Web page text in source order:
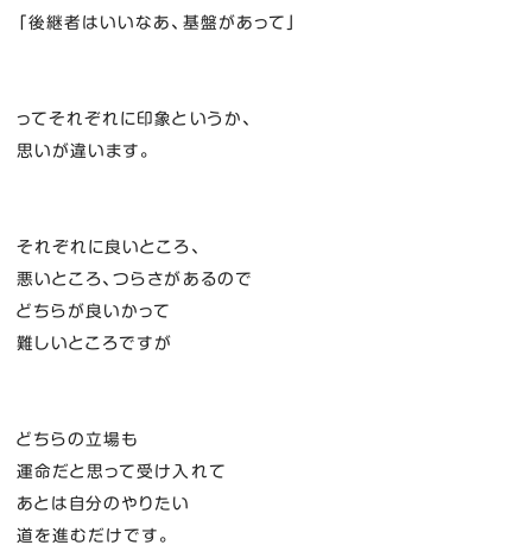
「後継者はいいなあ、基盤があって」
ってそれぞれに印象というか、
思いが違います。
それぞれに良いところ、
悪いところ、つらさがあるので
どちらが良いかって
難しいところですが
どちらの立場も
運命だと思って受け入れて
あとは自分のやりたい
道を進むだけです。